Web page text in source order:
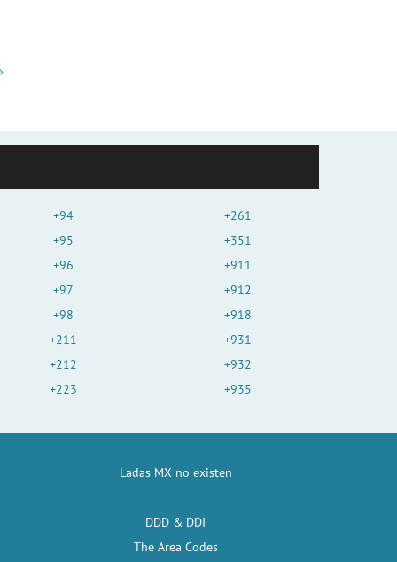
+94
+95
+96
+97
+98
+211
+212
+223
+261
+351
+911
+912
+918
+931
+932
+935
Ladas MX no existen
DDD & DDI
The Area Codes